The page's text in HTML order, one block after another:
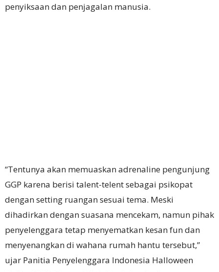
penyiksaan dan penjagalan manusia.
“Tentunya akan memuaskan adrenaline pengunjung
GGP karena berisi talent-telent sebagai psikopat
dengan setting ruangan sesuai tema. Meski
dihadirkan dengan suasana mencekam, namun pihak
penyelenggara tetap menyematkan kesan fun dan
menyenangkan di wahana rumah hantu tersebut,”
ujar Panitia Penyelenggara Indonesia Halloween